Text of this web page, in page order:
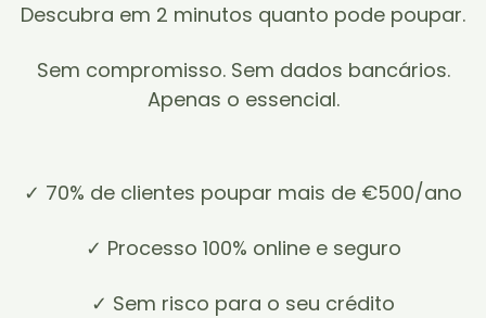
Descubra em 2 minutos quanto pode poupar.
Sem compromisso. Sem dados bancários.
Apenas o essencial.
✓ 70% de clientes poupar mais de €500/ano
✓ Processo 100% online e seguro
✓ Sem risco para o seu crédito